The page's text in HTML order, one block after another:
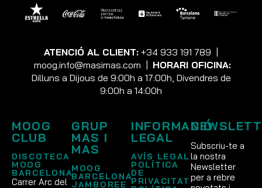
ATENCIÓ AL CLIENT: +34 933 191 789 |
moog.info@masimas.com | HORARI OFICINA:
Dilluns a Dijous de 9:00h a 17:00h, Divendres de
9:00h a 14:00h
MOOG
CLUB
DISCOTECA
MOOG
BARCELONA
Carrer Arc del
GRUP
MAS I
MAS
MOOG
BARCELONA
JAMBOREE
INFORMACIÓ
LEGAL
AVÍS LEGAL
POLÍTICA
DE
PRIVACITAT
Subscriu-te a
la nostra
Newsletter
per a rebre